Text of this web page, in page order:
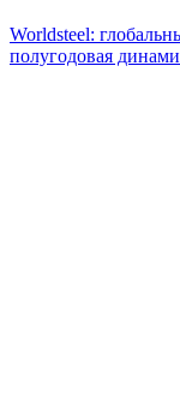
Worldsteel:
полугодовая